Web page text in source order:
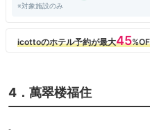
※対象施設のみ
4．萬翠楼福住